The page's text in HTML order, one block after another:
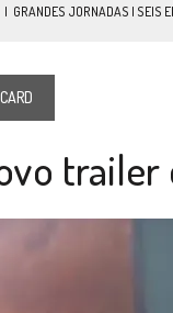
| GRANDES JORNADAS | SEIS
#122 CHILDREN OF TIME
AND Q” (TNG 1×09)
TERCEIRO EPISÓDIO DA 4ª